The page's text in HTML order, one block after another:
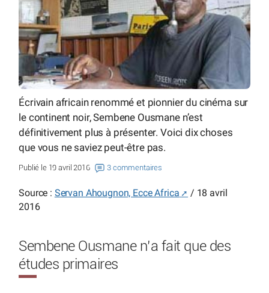
Écrivain africain renommé et pionnier du cinéma sur
le continent noir, Sembene Ousmane n’est
définitivement plus à présenter. Voici dix choses
que vous ne saviez peut-être pas.
Publié le 19 avril 2016 3 commentaires
Source : Servan Ahougnon, Ecce Africa
/ 18 avril
2016
Sembene Ousmane n’a fait que des
études primaires